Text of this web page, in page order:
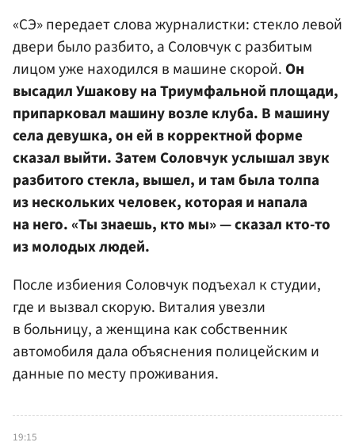
«СЭ» передает слова журналистки: стекло левой
двери было разбито, а Соловчук с разбитым
лицом уже находился в машине скорой. Он
высадил Ушакову на Триумфальной площади,
припарковал машину возле клуба. В машину
села девушка, он ей в корректной форме
сказал выйти. Затем Соловчук услышал звук
разбитого стекла, вышел, и там была толпа
из нескольких человек, которая и напала
на него. «Ты знаешь, кто мы» — сказал кто-то
из молодых людей.
После избиения Соловчук подъехал к студии,
где и вызвал скорую. Виталия увезли
в больницу, а женщина как собственник
автомобиля дала объяснения полицейским и
данные по месту проживания.
19:15